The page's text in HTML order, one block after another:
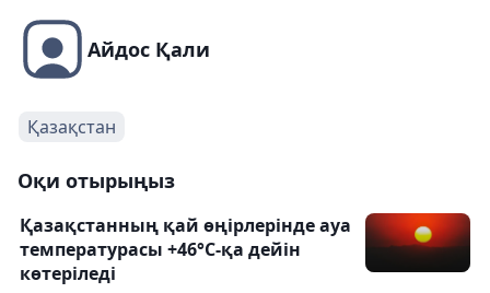
Айдос Қали
Қазақстан
Оқи отырыңыз
Қазақстанның қай өңірлерінде ауа
температурасы +46°C-қа дейін
көтеріледі